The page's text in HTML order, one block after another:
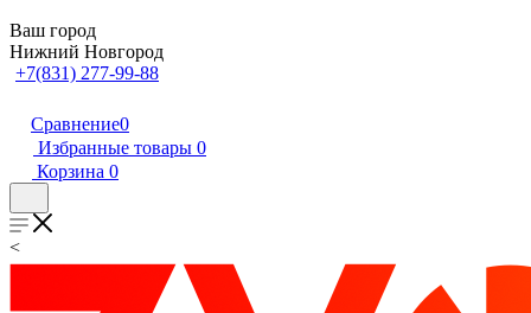
Ваш город
Нижний Новгород
+7(831) 277-99-88
Сравнение0
Избранные товары 0
Корзина 0
<